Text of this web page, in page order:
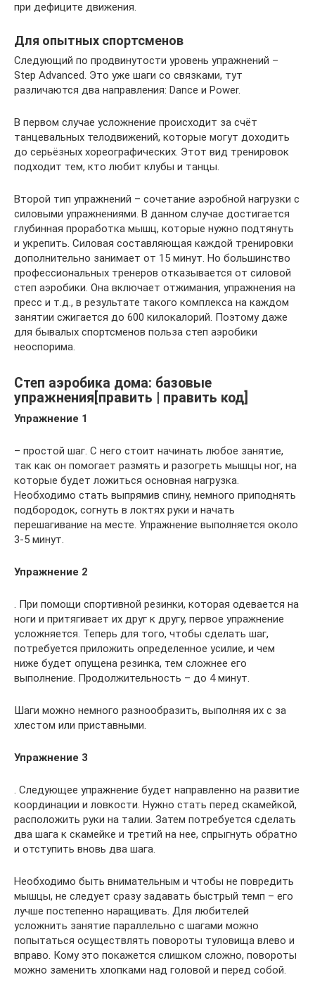
при дефиците движения.
Для опытных спортсменов
Следующий по продвинутости уровень упражнений –
Step Advanced. Это уже шаги со связками, тут
различаются два направления: Dance и Power.
В первом случае усложнение происходит за счёт
танцевальных телодвижений, которые могут доходить
до серьёзных хореографических. Этот вид тренировок
подходит тем, кто любит клубы и танцы.
Второй тип упражнений – сочетание аэробной нагрузки с
силовыми упражнениями. В данном случае достигается
глубинная проработка мышц, которые нужно подтянуть
и укрепить. Силовая составляющая каждой тренировки
дополнительно занимает от 15 минут. Но большинство
профессиональных тренеров отказывается от силовой
степ аэробики. Она включает отжимания, упражнения на
пресс и т.д., в результате такого комплекса на каждом
занятии сжигается до 600 килокалорий. Поэтому даже
для бывалых спортсменов польза степ аэробики
неоспорима.
Степ аэробика дома: базовые
упражнения[править | править код]
Упражнение 1
– простой шаг. С него стоит начинать любое занятие,
так как он помогает размять и разогреть мышцы ног, на
которые будет ложиться основная нагрузка.
Необходимо стать выпрямив спину, немного приподнять
подбородок, согнуть в локтях руки и начать
перешагивание на месте. Упражнение выполняется около
3-5 минут.
Упражнение 2
. При помощи спортивной резинки, которая одевается на
ноги и притягивает их друг к другу, первое упражнение
усложняется. Теперь для того, чтобы сделать шаг,
потребуется приложить определенное усилие, и чем
ниже будет опущена резинка, тем сложнее его
выполнение. Продолжительность – до 4 минут.
Шаги можно немного разнообразить, выполняя их с за
хлестом или приставными.
Упражнение 3
. Следующее упражнение будет направленно на развитие
координации и ловкости. Нужно стать перед скамейкой,
расположить руки на талии. Затем потребуется сделать
два шага к скамейке и третий на нее, спрыгнуть обратно
и отступить вновь два шага.
Необходимо быть внимательным и чтобы не повредить
мышцы, не следует сразу задавать быстрый темп – его
лучше постепенно наращивать. Для любителей
усложнить занятие параллельно с шагами можно
попытаться осуществлять повороты туловища влево и
вправо. Кому это покажется слишком сложно, повороты
можно заменить хлопками над головой и перед собой.